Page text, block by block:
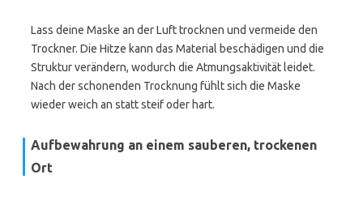
Lass deine Maske an der Luft trocknen und vermeide den
Trockner. Die Hitze kann das Material beschädigen und die
Struktur verändern, wodurch die Atmungsaktivität leidet.
Nach der schonenden Trocknung fühlt sich die Maske
wieder weich an statt steif oder hart.
Aufbewahrung an einem sauberen, trockenen
Ort